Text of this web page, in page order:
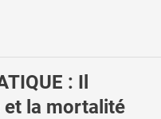
: Il
la mortalité